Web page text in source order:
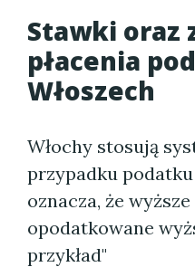
Stawki oraz
płacenia
Włoszech
Włochy stosują
przypadku
oznacza, że
opodatkowane
przykład"